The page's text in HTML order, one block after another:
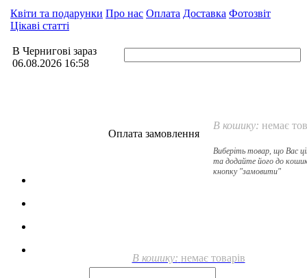
Квіти та подарунки Про нас Оплата Доставка Фотозвіт
Цікаві статті
В Чернигові зараз
06.08.2026 16:58
В кошику: немає
Виберіть товар, що Вас
та додайте його до
кнопку "замовити"
Оплата замовлення
В кошику: немає товарів